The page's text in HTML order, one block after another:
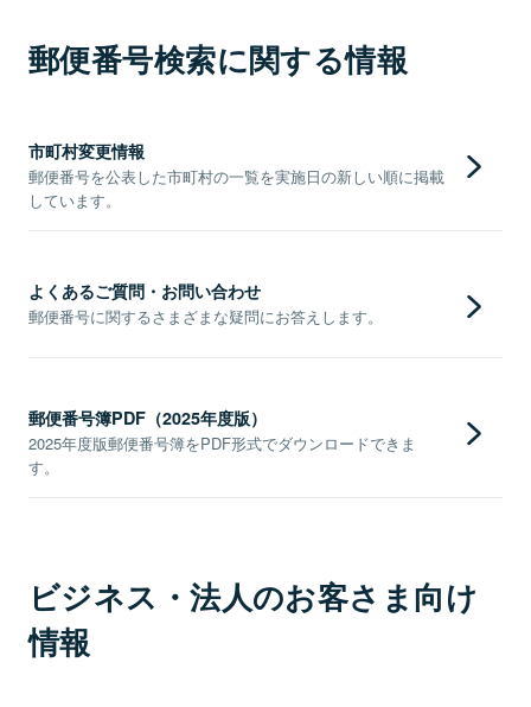
郵便番号検索に関する情報
市町村変更情報
郵便番号を公表した市町村の一覧を実施日の新しい順に掲載
しています。
よくあるご質問・お問い合わせ
郵便番号に関するさまざまな疑問にお答えします。
郵便番号簿PDF（2025年度版）
2025年度版郵便番号簿をPDF形式でダウンロードできま
す。
ビジネス・法人のお客さま向け
情報